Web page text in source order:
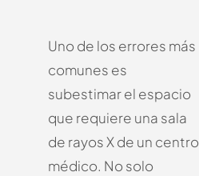
Uno de los errores más
comunes es
subestimar el espacio
que requiere una sala
de rayos X de un centro
médico. No solo